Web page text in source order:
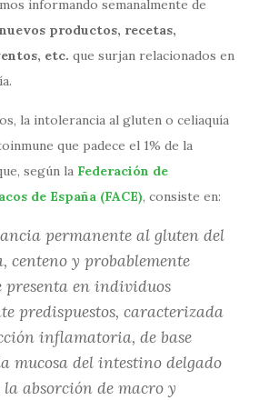
informando semanalmente de
productos, recetas,
etc. que surjan relacionados en
la intolerancia al gluten o celiaquía
que padece el 1% de la
según la Federación de
de España (FACE), consiste en:
permanente al gluten del
centeno y probablemente
presenta en individuos
predispuestos, caracterizada
inflamatoria, de base
mucosa del intestino delgado
absorción de macro y